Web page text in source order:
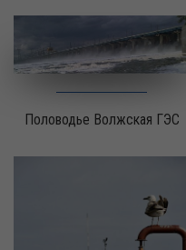
Половодье Волжская ГЭС